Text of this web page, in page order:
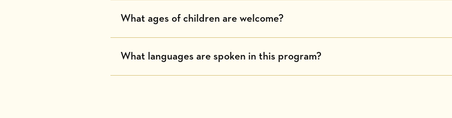
What ages of children are welcome?
What languages are spoken in this program?